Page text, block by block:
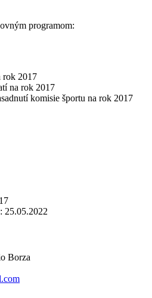
programom:
rok 2017
na rok 2017
komisie športu na rok 2017
25.05.2022
Borza